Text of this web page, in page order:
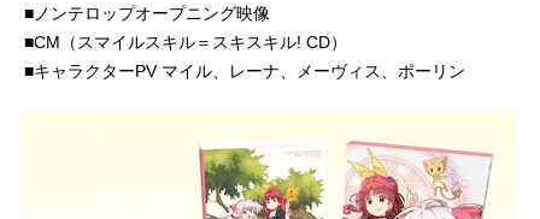
■ノンテロップオープニング映像
■CM（スマイルスキル＝スキスキル! CD）
■キャラクターPV マイル、レーナ、メーヴィス、ポーリン